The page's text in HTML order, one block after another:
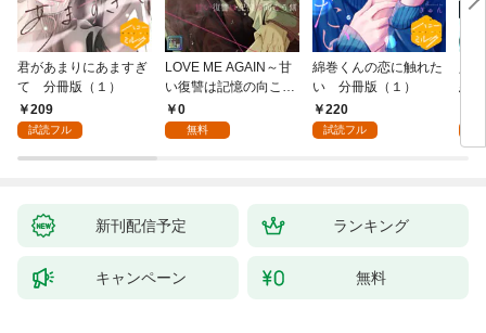
君があまりにあますぎ
て 分冊版（１）
209
試読フル
LOVE ME AGAIN～甘
い復讐は記憶の向こう
側～【全年齢版】(1)
0
無料
綿巻くんの恋に触れた
い 分冊版（１）
220
試読フル
悪
新刊配信予定 ランキング
キャンペーン 無料